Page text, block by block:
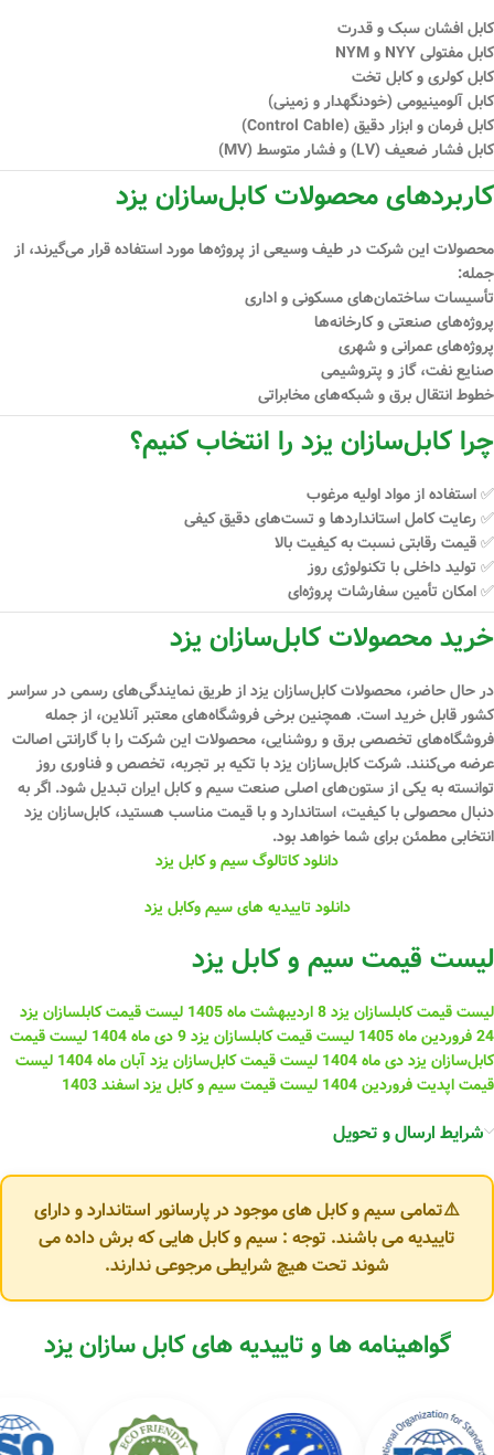
کابل افشان سبک و قدرت
کابل مفتولی NYY و NYM
کابل کولری و کابل تخت
کابل آلومینیومی (خودنگهدار و زمینی)
کابل فرمان و ابزار دقیق (Control Cable)
کابل فشار ضعیف (LV) و فشار متوسط (MV)
کاربردهای محصولات کابل‌سازان یزد
محصولات این شرکت در طیف وسیعی از پروژه‌ها مورد استفاده قرار می‌گیرند، از
جمله:
تأسیسات ساختمان‌های مسکونی و اداری
پروژه‌های صنعتی و کارخانه‌ها
پروژه‌های عمرانی و شهری
صنایع نفت، گاز و پتروشیمی
خطوط انتقال برق و شبکه‌های مخابراتی
چرا کابل‌سازان یزد را انتخاب کنیم؟
✅ استفاده از مواد اولیه مرغوب
✅ رعایت کامل استانداردها و تست‌های دقیق کیفی
✅ قیمت رقابتی نسبت به کیفیت بالا
✅ تولید داخلی با تکنولوژی روز
✅ امکان تأمین سفارشات پروژه‌ای
خرید محصولات کابل‌سازان یزد
در حال حاضر، محصولات کابل‌سازان یزد از طریق نمایندگی‌های رسمی در سراسر
کشور قابل خرید است. همچنین برخی فروشگاه‌های معتبر آنلاین، از جمله
فروشگاه‌های تخصصی برق و روشنایی، محصولات این شرکت را با گارانتی اصالت
عرضه می‌کنند. شرکت کابل‌سازان یزد با تکیه بر تجربه، تخصص و فناوری روز
توانسته به یکی از ستون‌های اصلی صنعت سیم و کابل ایران تبدیل شود. اگر به
دنبال محصولی با کیفیت، استاندارد و با قیمت مناسب هستید،کابل‌سازان یزد
انتخابی مطمئنبرای شما خواهد بود.
دانلود کاتالوگ سیم و کابل یزد
دانلود تاییدیه های سیم وکابل یزد
لیست قیمت سیم و کابل یزد
لیست قیمت کابلسازان یزد 8 اردیبهشت ماه 1405
لیست قیمت کابلسازان یزد
24 فروردین ماه 1405
لیست قیمت کابلسازان یزد 9 دی ماه 1404
لیست قیمت
کابل‌سازان یزد دی ماه 1404
لیست قیمت کابل‌سازان یزد آبان ماه 1404
لیست
قیمت اپدیت فروردین 1404
لیست قیمت سیم و کابل یزد اسفند 1403
شرایط ارسال و تحویل
⚠️تمامی سیم و کابل های موجود در پارسانور استاندارد و دارای
تاییدیه می باشند. توجه : سیم و کابل هایی که برش داده می
شوند تحت هیچ شرایطی مرجوعی ندارند.
گواهینامه ها و تاییدیه های کابل سازان یزد